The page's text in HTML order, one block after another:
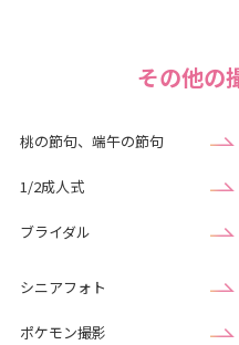
その他の
桃の節句、端午の節句
1/2成人式
ブライダル
シニアフォト
ポケモン撮影